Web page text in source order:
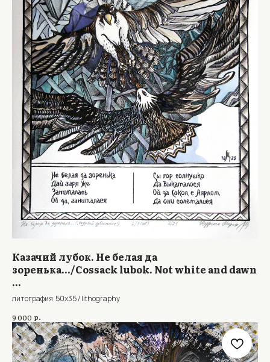
Казачий лубок. Не белая да
зоренька.../Cossack lubok. Not white and dawn
...
литография 50x35 / lithography
9 000 р.